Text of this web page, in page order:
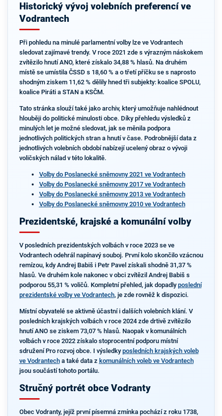
Historický vývoj volebních preferencí ve
Vodrantech
Při pohledu na minulé parlamentní volby lze ve Vodrantech
sledovat zajímavé trendy. V roce 2021 zde s výrazným náskokem
zvítězilo hnutí ANO, které získalo 34,88 % hlasů. Na druhém
místě se umístila ČSSD s 18,60 % a o třetí příčku se s naprosto
shodným ziskem 11,62 % dělily hned tři subjekty: koalice SPOLU,
koalice Piráti a STAN a KSČM.
Tato stránka slouží také jako archiv, který umožňuje nahlédnout
hlouběji do politické minulosti obce. Díky přehledu výsledků z
minulých let je možné sledovat, jak se měnila podpora
jednotlivých politických stran a hnutí v čase. Podrobnější data z
jednotlivých volebních období nabízejí ucelený obraz o vývoji
voličských nálad v této lokalitě.
Volby do Poslanecké sněmovny 2021 ve Vodrantech
Volby do Poslanecké sněmovny 2017 ve Vodrantech
Volby do Poslanecké sněmovny 2013 ve Vodrantech
Volby do Poslanecké sněmovny 2010 ve Vodrantech
Prezidentské, krajské a komunální volby
V posledních prezidentských volbách v roce 2023 se ve
Vodrantech odehrál napínavý souboj. První kolo skončilo vzácnou
remízou, kdy Andrej Babiš i Petr Pavel získali shodně 31,37 %
hlasů. Ve druhém kole nakonec v obci zvítězil Andrej Babiš s
podporou 55,31 % voličů. Kompletní přehled, jak dopadly poslední
prezidentské volby ve Vodrantech, je zde rovněž k dispozici.
Místní obyvatelé se aktivně účastní i dalších volebních klání. V
posledních krajských volbách v roce 2024 zde drtivě zvítězilo
hnutí ANO se ziskem 73,07 % hlasů. Naopak v komunálních
volbách v roce 2022 získalo stoprocentní podporu místní
sdružení Pro rozvoj obce. I výsledky posledních krajských voleb
ve Vodrantecha také data z komunálních voleb ve Vodrantech
jsou součástí tohoto portálu.
Stručný portrét obce Vodranty
Obec Vodranty, jejíž první písemná zmínka pochází z roku 1738,